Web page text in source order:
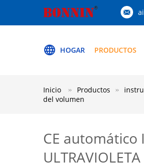
HOGAR PRODUCTOS
Inicio Productos
del volumen
CE automático